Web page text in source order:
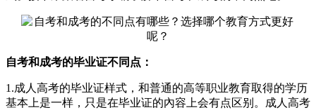
自考和成考的毕业证不同点：
1.成人高考的毕业证样式，和普通的高等职业教育取得的学历
基本上是一样，只是在毕业证的內容上会有点区别。成人高考